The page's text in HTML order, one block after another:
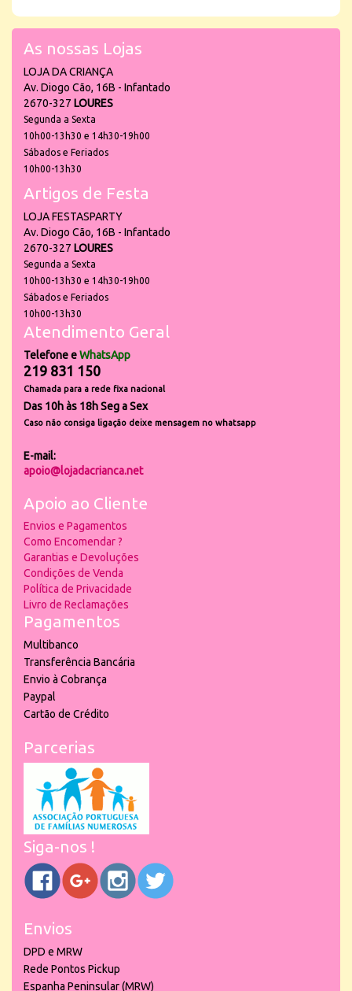
As nossas Lojas
LOJA DA CRIANÇA
Av. Diogo Cão, 16B - Infantado
2670-327 LOURES
Segunda a Sexta
10h00-13h30 e 14h30-19h00
Sábados e Feriados
10h00-13h30
Artigos de Festa
LOJA FESTASPARTY
Av. Diogo Cão, 16B - Infantado
2670-327 LOURES
Segunda a Sexta
10h00-13h30 e 14h30-19h00
Sábados e Feriados
10h00-13h30
Atendimento Geral
Telefone eWhatsApp
219 831 150
Chamada para a rede fixa nacional
Das 10h às 18h Seg a Sex
Caso não consiga ligação deixe mensagem no whatsapp
E-mail:
apoio@lojadacrianca.net
Apoio ao Cliente
Envios e Pagamentos
Como Encomendar ?
Garantias e Devoluções
Condições de Venda
Política de Privacidade
Livro de Reclamações
Pagamentos
Multibanco
Transferência Bancária
Envio à Cobrança
Paypal
Cartão de Crédito
Parcerias
Siga-nos !
Envios
DPD e MRW
Rede Pontos Pickup
Espanha Peninsular (MRW)